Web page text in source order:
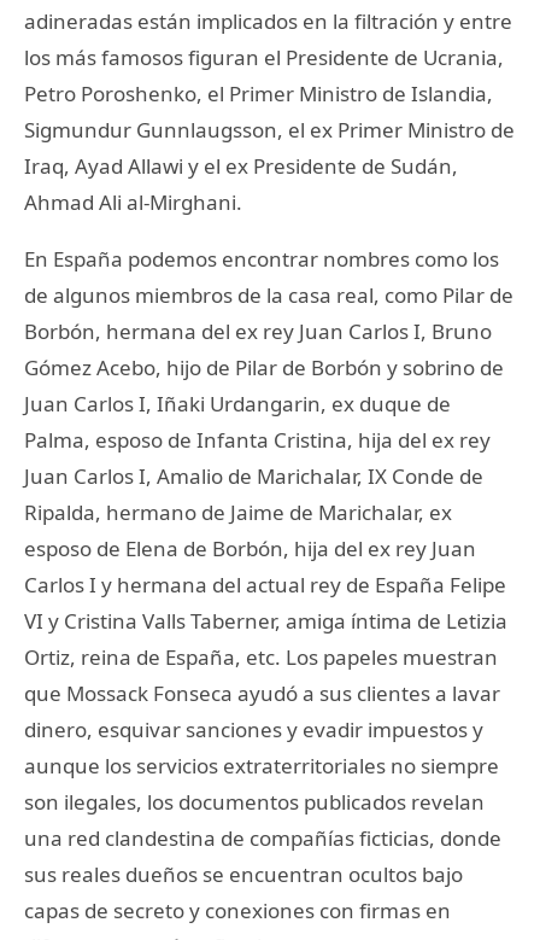
adineradas están implicados en la filtración y entre
los más famosos figuran el Presidente de Ucrania,
Petro Poroshenko, el Primer Ministro de Islandia,
Sigmundur Gunnlaugsson, el ex Primer Ministro de
Iraq, Ayad Allawi y el ex Presidente de Sudán,
Ahmad Ali al-Mirghani.
En España podemos encontrar nombres como los
de algunos miembros de la casa real, como Pilar de
Borbón, hermana del ex rey Juan Carlos I, Bruno
Gómez Acebo, hijo de Pilar de Borbón y sobrino de
Juan Carlos I, Iñaki Urdangarin, ex duque de
Palma, esposo de Infanta Cristina, hija del ex rey
Juan Carlos I, Amalio de Marichalar, IX Conde de
Ripalda, hermano de Jaime de Marichalar, ex
esposo de Elena de Borbón, hija del ex rey Juan
Carlos I y hermana del actual rey de España Felipe
VI y Cristina Valls Taberner, amiga íntima de Letizia
Ortiz, reina de España, etc. Los papeles muestran
que Mossack Fonseca ayudó a sus clientes a lavar
dinero, esquivar sanciones y evadir impuestos y
aunque los servicios extraterritoriales no siempre
son ilegales, los documentos publicados revelan
una red clandestina de compañías ficticias, donde
sus reales dueños se encuentran ocultos bajo
capas de secreto y conexiones con firmas en